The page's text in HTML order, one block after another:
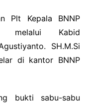
Plt Kepala BNNP
melalui Kabid
SH.M.Si
di kantor BNNP
bukti sabu-sabu